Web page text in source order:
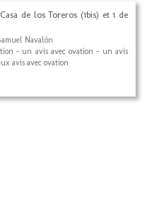
de los Toreros (1bis) et 1 de
Navalón
- un avis avec ovation - un avis
avis avec ovation